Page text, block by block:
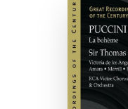
初回30日間無料お試し